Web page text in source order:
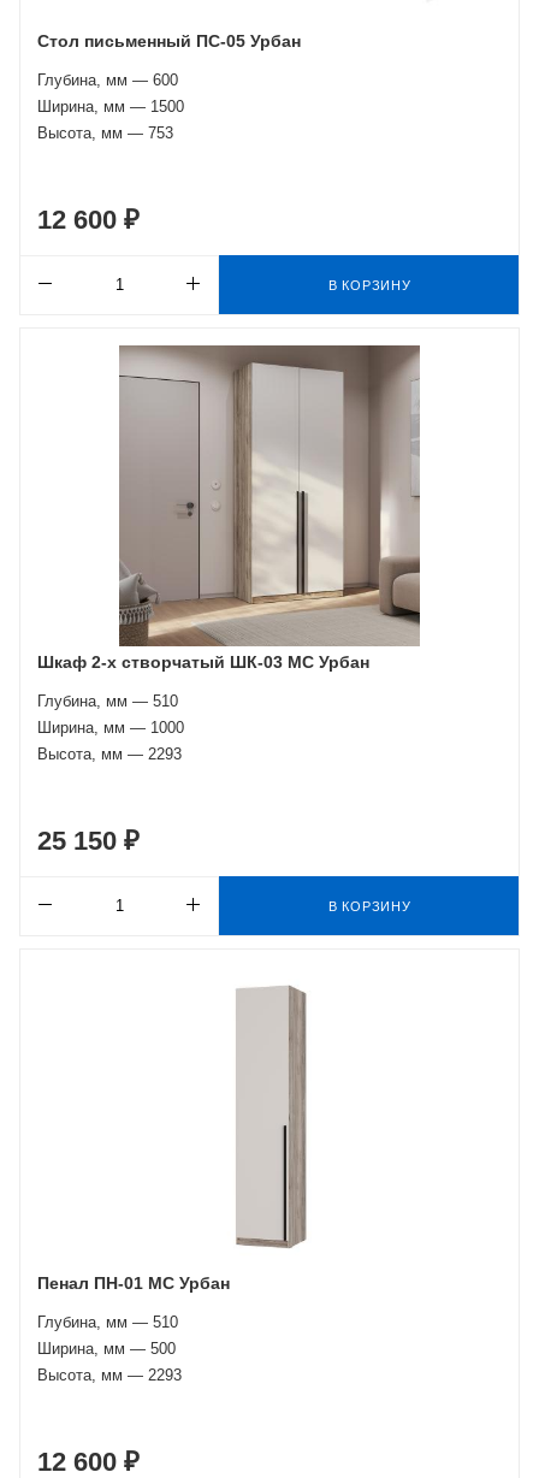
Стол письменный ПС-05 Урбан
Глубина, мм — 600
Ширина, мм — 1500
Высота, мм — 753
12 600 ₽
В КОРЗИНУ
Шкаф 2-х створчатый ШК-03 МС Урбан
Глубина, мм — 510
Ширина, мм — 1000
Высота, мм — 2293
25 150 ₽
В КОРЗИНУ
Пенал ПН-01 МС Урбан
Глубина, мм — 510
Ширина, мм — 500
Высота, мм — 2293
12 600 ₽